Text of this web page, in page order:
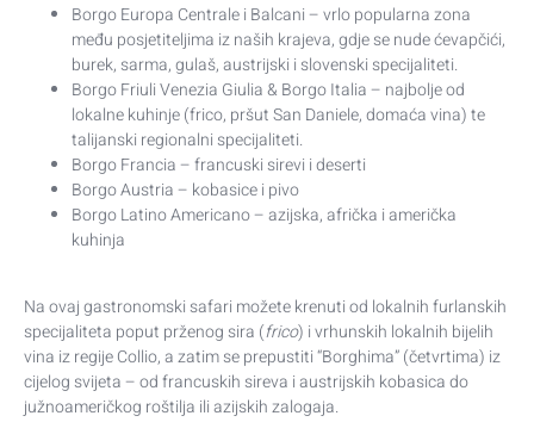
Borgo Europa Centrale i Balcani – vrlo popularna zona
među posjetiteljima iz naših krajeva, gdje se nude ćevapčići,
burek, sarma, gulaš, austrijski i slovenski specijaliteti.
Borgo Friuli Venezia Giulia & Borgo Italia – najbolje od
lokalne kuhinje (frico, pršut San Daniele, domaća vina) te
talijanski regionalni specijaliteti.
Borgo Francia – francuski sirevi i deserti
Borgo Austria – kobasice i pivo
Borgo Latino Americano – azijska, afrička i američka
kuhinja
Na ovaj gastronomski safari možete krenuti od lokalnih furlanskih
specijaliteta poput prženog sira (frico) i vrhunskih lokalnih bijelih
vina iz regije Collio, a zatim se prepustiti “Borghima” (četvrtima) iz
cijelog svijeta – od francuskih sireva i austrijskih kobasica do
južnoameričkog roštilja ili azijskih zalogaja.